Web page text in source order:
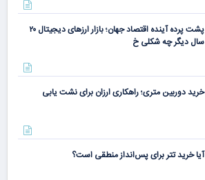
پشت پرده آینده اقتصاد جهان؛ بازار ارزهای دیجیتال ۲۰
سال دیگر چه شکلی خ
خرید دوربین متری؛ راهکاری ارزان برای نشت یابی
آیا خرید تتر برای پس‌انداز منطقی است؟